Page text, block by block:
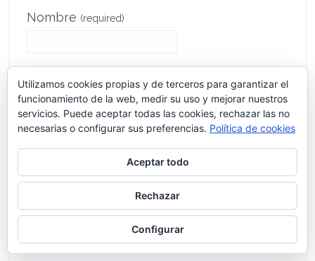
Nombre (required)
Email(required)
Recibir un correo electrónico con los
siguientes comentarios a esta entrada.
Utilizamos cookies propias y de terceros para garantizar el
funcionamiento de la web, medir su uso y mejorar nuestros
servicios. Puede aceptar todas las cookies, rechazar las no
necesarias o configurar sus preferencias. Política de cookies
Aceptar todo
Rechazar
Configurar